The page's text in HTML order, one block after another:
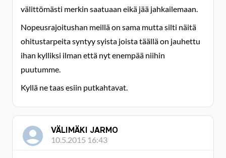
välittömästi merkin saatuaan eikä jää jahkailemaan.
Nopeusrajoitushan meillä on sama mutta silti näitä
ohitustarpeita syntyy syista joista täällä on jauhettu
ihan kylliksi ilman että nyt enempää niihin
puutumme.
Kyllä ne taas esiin putkahtavat.
VÄLIMÄKI JARMO
10.5.2015 16:43